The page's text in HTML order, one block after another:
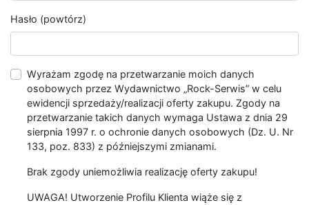
Hasło (powtórz)
Wyrażam zgodę na przetwarzanie moich danych
osobowych przez Wydawnictwo „Rock-Serwis” w celu
ewidencji sprzedaży/realizacji oferty zakupu. Zgody na
przetwarzanie takich danych wymaga Ustawa z dnia 29
sierpnia 1997 r. o ochronie danych osobowych (Dz. U. Nr
133, poz. 833) z późniejszymi zmianami.
Brak zgody uniemożliwia realizację oferty zakupu!
UWAGA! Utworzenie Profilu Klienta wiąże się z